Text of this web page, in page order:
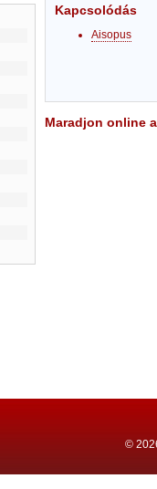
Kapcsolódás
Aisopus
Maradjon online
©